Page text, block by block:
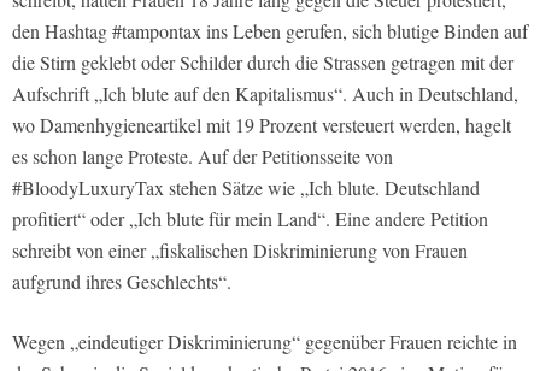
den Hashtag #tampontax ins Leben gerufen, sich blutige Binden auf
die Stirn geklebt oder Schilder durch die Strassen getragen mit der
Aufschrift „Ich blute auf den Kapitalismus“. Auch in Deutschland,
wo Damenhygieneartikel mit 19 Prozent versteuert werden, hagelt
es schon lange Proteste. Auf der Petitionsseite von
#BloodyLuxuryTax stehen Sätze wie „Ich blute. Deutschland
profitiert“ oder „Ich blute für mein Land“. Eine andere Petition
schreibt von einer „fiskalischen Diskriminierung von Frauen
aufgrund ihres Geschlechts“.
Wegen „eindeutiger Diskriminierung“ gegenüber Frauen reichte in